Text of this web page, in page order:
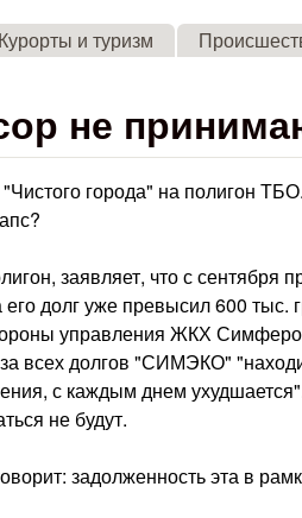
Skip to main content
Курорты и туризм
не
города" на полигон
заявляет, что с сентября
долг уже превысил 600 тыс.
управления ЖКХ
всех долгов "СИМЭКО"
с каждым днем
не будут.
задолженность эта в